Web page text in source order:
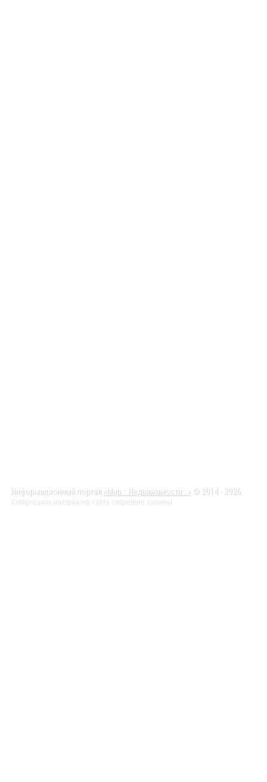
Информационный портал «Мир :: Недвижимости ::» © 2014 - 2026
Копирование материалов сайта запрещено законом.